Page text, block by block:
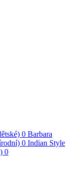
0 Barbara
0 Indian Style
0